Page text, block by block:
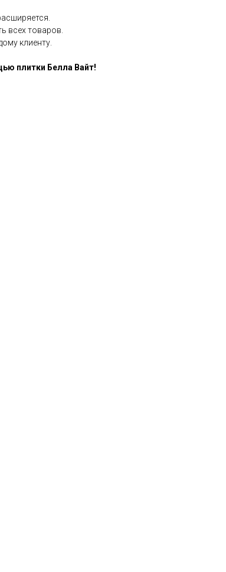
всех товаров.
клиенту.
плитки Белла Вайт!